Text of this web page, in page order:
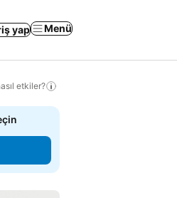
yap Menü
etkiler?